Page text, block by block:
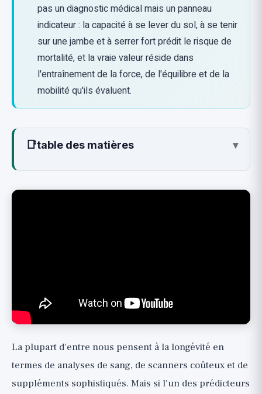
pas un diagnostic médical mais un panneau
indicateur : la capacité à se lever du sol, à se tenir
sur une jambe et à serrer fort prédit le risque de
mortalité, et la vraie valeur réside dans
l'entraînement de la force, de l'équilibre et de la
mobilité qu'ils évaluent.
📑table des matières ▾
Les preuves derrière les tests
Pourquoi ces tests sont-ils si puissants
panneau indicateur, pas un diagnostic
Comment entraîner les capacités derrière
les tests
La plupart d'entre nous pensent à la longévité en
termes de analyses de sang, de scanners coûteux et de
suppléments sophistiqués. Mais si l'un des prédicteurs